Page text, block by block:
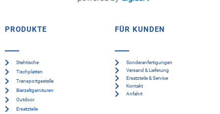
PRODUKTE
Stehtische
Tischplatten
Transportgestelle
Bierzeltgarnituren
Outdoor
Ersatzteile
FÜR KUNDEN
Sonderanfertigungen
Versand & Lieferung
Ersatzteile & Service
Kontakt
Anfahrt